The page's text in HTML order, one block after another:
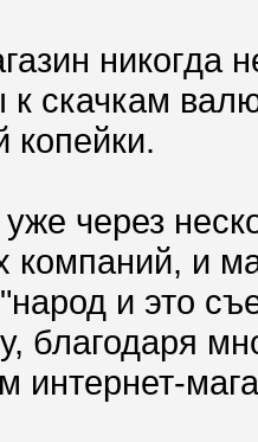
никогда
к скачкам
копейки.
через
компаний, и
и это
благодаря
интернет-